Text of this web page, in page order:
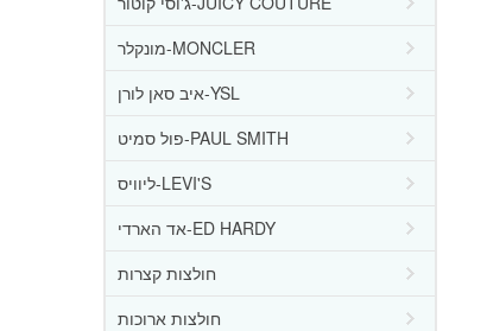
מונקלר-MONCLER
איב סאן לורן-YSL
פול סמיט-PAUL SMITH
ליוויס-LEVI'S
אד הארדי-ED HARDY
חולצות קצרות
חולצות ארוכות